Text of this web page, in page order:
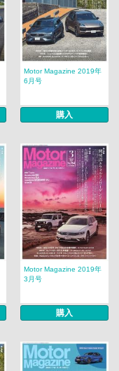
Motor Magazine 2019年
6月号
購入
Motor Magazine 2019年
3月号
購入